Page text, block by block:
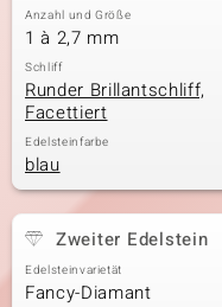
Anzahl und Größe
1 à 2,7 mm
Schliff
Runder Brillantschliff,
Facettiert
Edelsteinfarbe
blau
Zweiter Edelstein
Edelsteinvarietät
Fancy-Diamant